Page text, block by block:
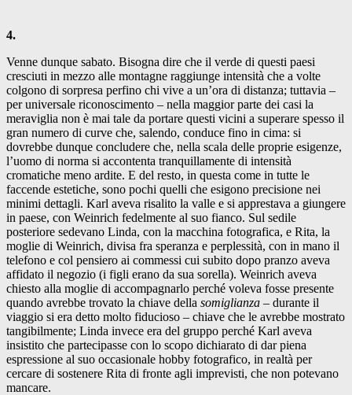
4.
Venne dunque sabato. Bisogna dire che il verde di questi paesi
cresciuti in mezzo alle montagne raggiunge intensità che a volte
colgono di sorpresa perfino chi vive a un’ora di distanza; tuttavia –
per universale riconoscimento – nella maggior parte dei casi la
meraviglia non è mai tale da portare questi vicini a superare spesso il
gran numero di curve che, salendo, conduce fino in cima: si
dovrebbe dunque concludere che, nella scala delle proprie esigenze,
l’uomo di norma si accontenta tranquillamente di intensità
cromatiche meno ardite. E del resto, in questa come in tutte le
faccende estetiche, sono pochi quelli che esigono precisione nei
minimi dettagli. Karl aveva risalito la valle e si apprestava a giungere
in paese, con Weinrich fedelmente al suo fianco. Sul sedile
posteriore sedevano Linda, con la macchina fotografica, e Rita, la
moglie di Weinrich, divisa fra speranza e perplessità, con in mano il
telefono e col pensiero ai commessi cui subito dopo pranzo aveva
affidato il negozio (i figli erano da sua sorella). Weinrich aveva
chiesto alla moglie di accompagnarlo perché voleva fosse presente
quando avrebbe trovato la chiave della somiglianza – durante il
viaggio si era detto molto fiducioso – chiave che le avrebbe mostrato
tangibilmente; Linda invece era del gruppo perché Karl aveva
insistito che partecipasse con lo scopo dichiarato di dar piena
espressione al suo occasionale hobby fotografico, in realtà per
cercare di sostenere Rita di fronte agli imprevisti, che non potevano
mancare.